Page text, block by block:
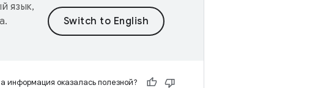
язык,
информация оказалась полезной?